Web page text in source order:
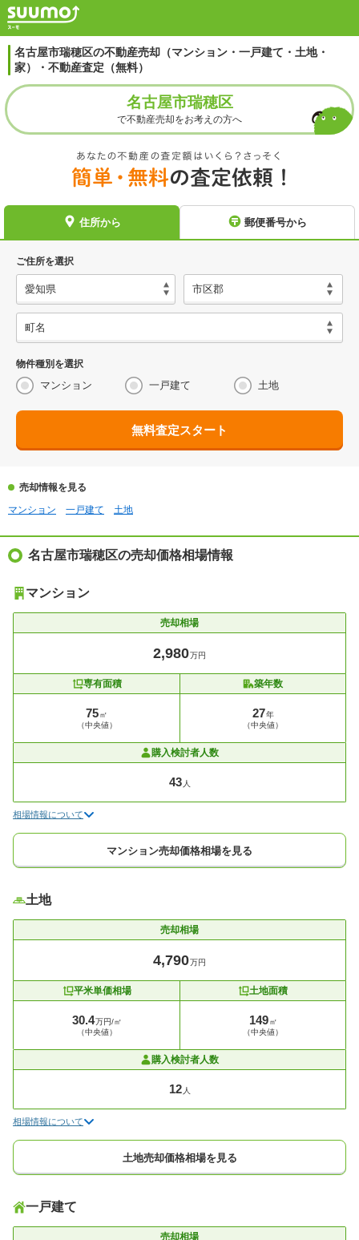
名古屋市瑞穂区の不動産売却（マンション・一戸建て・土地・
家）・不動産査定（無料）
名古屋市瑞穂区
で不動産売却をお考えの方へ
住所から 郵便番号から
ご住所を選択
物件種別を選択
マンション 一戸建て 土地
無料査定スタート
売却情報を見る
マンション
一戸建て 土地
名古屋市瑞穂区の売却価格相場情報
マンション
売却相場
2,980万円
専有面積
75㎡
（中央値）
築年数
27年
（中央値）
購入検討者人数
43 人
相場情報について
マンション売却価格相場を見る
土地
売却相場
4,790万円
平米単価相場
30.4万円/㎡
（中央値）
土地面積
149 ㎡
（中央値）
購入検討者人数
12 人
相場情報について
土地売却価格相場を見る
一戸建て
売却相場